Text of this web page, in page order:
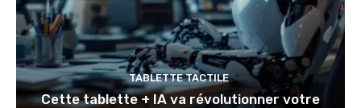
TABLETTE TACTILE
Cette tablette + IA va révolutionner votre